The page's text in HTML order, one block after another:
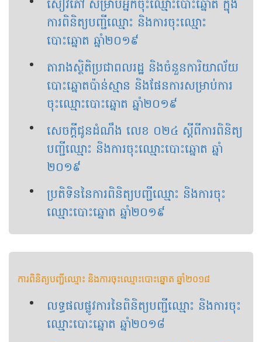
សៀវភៅ​ សម្រាប់​អ្នកចុះឈ្មោះបោះឆ្នោត ក្នុង​
ការពិនិត្យបញ្ជីឈ្មោះ និង​ការចុះឈ្មោះ
បោះឆ្នោត ឆ្នាំ​២០១៩
តារាងស្ថិតិ​ប្រជាពលរដ្ឋ​ និង​ចំនួន​ការិយាល័យ​
បោះឆ្នោត​ប៉ាន់ស្មាន និង​ផែនការ​សម្រាប់​ការ
ចុះឈ្មោះបោះឆ្នោត ឆ្នាំ​២០១៩
សេចក្ដីជូនដំណឹង លេខ ០២៤​ ស្ដីពី​ការពិនិត្យ
បញ្ជីឈ្មោះ និង​ការចុះឈ្មោះបោះឆ្នោត ឆ្នាំ​
២០១៩
ប្រតិទិន​នៃការពិនិត្យបញ្ជីឈ្មោះ និងការចុះ
ឈ្មោះបោះឆ្នោត ឆ្នាំ​២០១៩
ការពិនិត្យបញ្ជីឈ្មោះ និងការចុះឈ្មោះបោះឆ្នោត ឆ្នាំ២០១៨
លទ្ធផលផ្លូវការនៃ​ពិនិត្យបញ្ជីឈ្មោះ និងការចុះ
ឈ្មោះ​បោះឆ្នោត ឆ្នាំ​២០១៨